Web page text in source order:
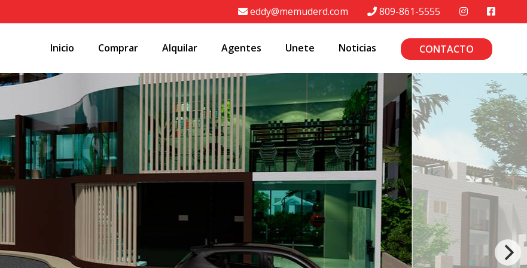
eddy@memuderd.com 809-861-5555
Inicio Comprar Alquilar Agentes Unete Noticias CONTACTO